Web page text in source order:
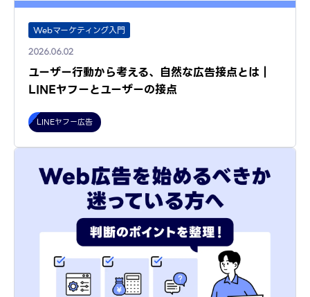
Webマーケティング入門
2026.06.02
ユーザー行動から考える、自然な広告接点とは｜
LINEヤフーとユーザーの接点
LINEヤフー広告